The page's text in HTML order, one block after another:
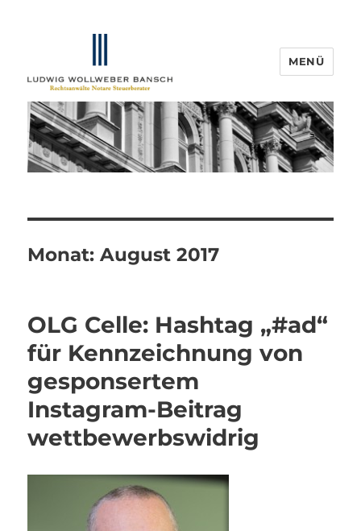
IP-Blogger.de
MENÜ
Monat:August 2017
OLG Celle: Hashtag „#ad“
für Kennzeichnung von
gesponsertem
Instagram-Beitrag
wettbewerbswidrig